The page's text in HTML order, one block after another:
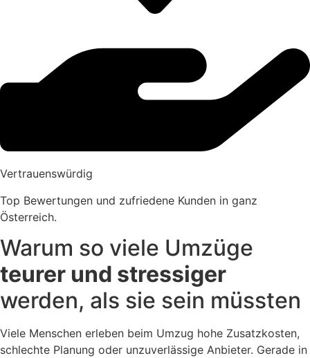
Vertrauenswürdig
Top Bewertungen und zufriedene Kunden in ganz
Österreich.
Warum so viele Umzüge
teurer und stressiger
werden, als sie sein müssten
Viele Menschen erleben beim Umzug hohe Zusatzkosten,
schlechte Planung oder unzuverlässige Anbieter. Gerade in